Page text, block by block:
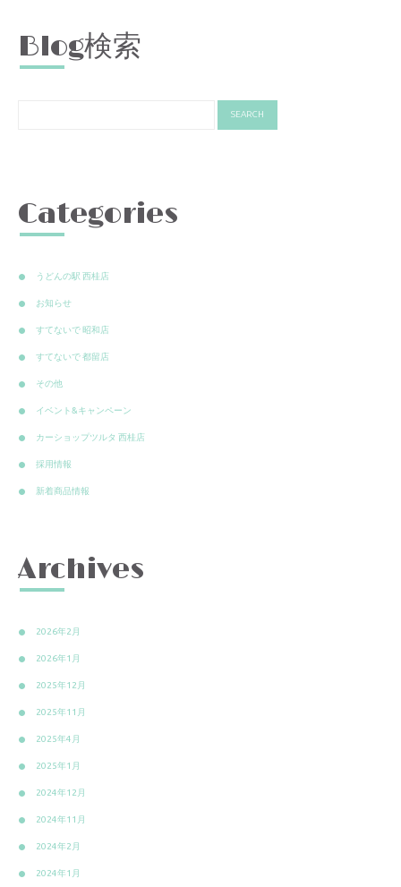
Blog検索
Categories
うどんの駅 西桂店
お知らせ
すてないで 昭和店
すてないで 都留店
その他
イベント&キャンペーン
カーショップツルタ 西桂店
採用情報
新着商品情報
Archives
2026年2月
2026年1月
2025年12月
2025年11月
2025年4月
2025年1月
2024年12月
2024年11月
2024年2月
2024年1月